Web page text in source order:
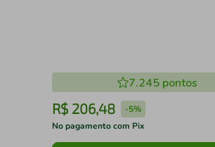
7.245 pontos
R$ 206,48 -5%
No pagamento com Pix